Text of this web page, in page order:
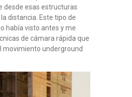
desde esas estructuras
distancia. Este tipo de
había visto antes y me
de cámara rápida que
movimiento underground